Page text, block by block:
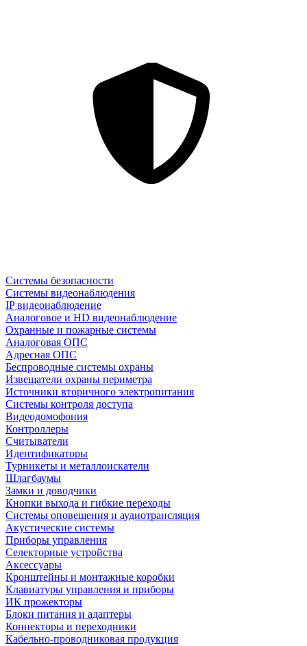
Системы безопасности
Системы видеонаблюдения
IP видеонаблюдение
Аналоговое и HD видеонаблюдение
Охранные и пожарные системы
Аналоговая ОПС
Адресная ОПС
Беспроводные системы охраны
Извещатели охраны периметра
Источники вторичного электропитания
Системы контроля доступа
Видеодомофония
Контроллеры
Считыватели
Идентификаторы
Турникеты и металлоискатели
Шлагбаумы
Замки и доводчики
Кнопки выхода и гибкие переходы
Системы оповещения и аудиотрансляция
Акустические системы
Приборы управления
Селекторные устройства
Аксессуары
Кронштейны и монтажные коробки
Клавиатуры управления и приборы
ИК прожекторы
Блоки питания и адаптеры
Коннекторы и переходники
Кабельно-проводниковая продукция